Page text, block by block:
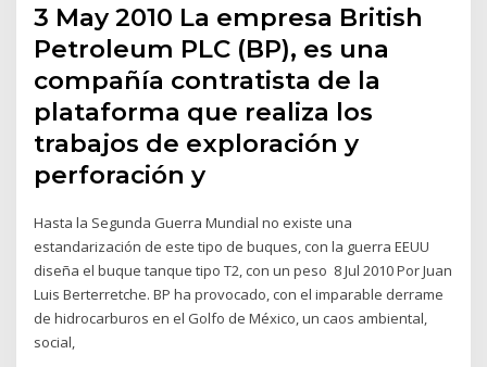
3 May 2010 La empresa British
Petroleum PLC (BP), es una
compañía contratista de la
plataforma que realiza los
trabajos de exploración y
perforación y
Hasta la Segunda Guerra Mundial no existe una
estandarización de este tipo de buques, con la guerra EEUU
diseña el buque tanque tipo T2, con un peso 8 Jul 2010 Por Juan
Luis Berterretche. BP ha provocado, con el imparable derrame
de hidrocarburos en el Golfo de México, un caos ambiental,
social,